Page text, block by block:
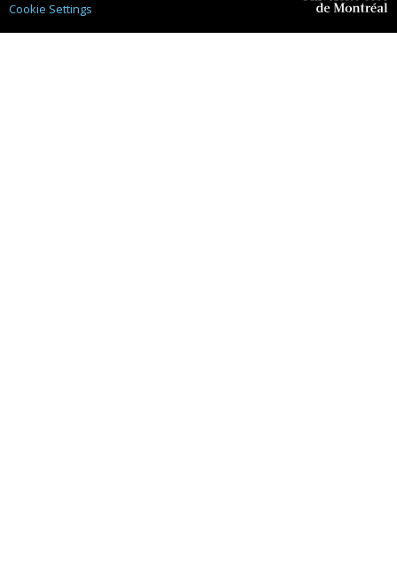
Cookie Settings
Montréal